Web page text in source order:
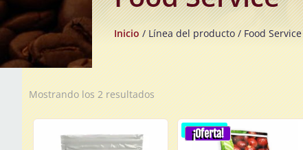
Inicio/ Línea del producto / Food Service
Mostrando los 2 resultadosOrdenado
por
popularidad
¡Oferta!